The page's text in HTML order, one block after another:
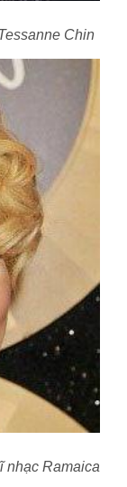
Chin
nhạc Ramaica